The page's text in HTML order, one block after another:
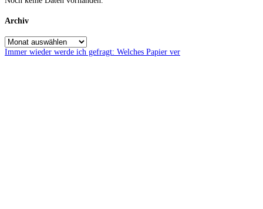
Archiv
Immer wieder werde ich gefragt: Welches Papier ver